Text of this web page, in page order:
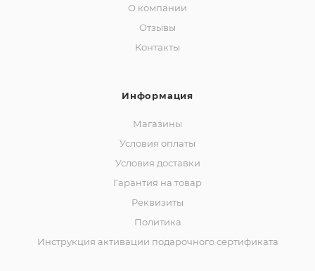
О компании
Отзывы
Контакты
Информация
Магазины
Условия оплаты
Условия доставки
Гарантия на товар
Реквизиты
Политика
Инструкция активации подарочного сертификата